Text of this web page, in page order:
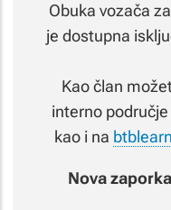
Obuka vozača
je dostupna
Kao član
interno područje
kao i na
Nova